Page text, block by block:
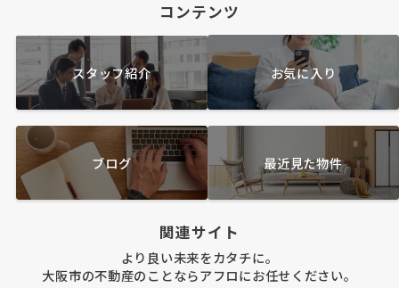
コンテンツ
スタッフ紹介 お気に入り
ブログ 最近見た物件
関連サイト
より良い未来をカタチに。
大阪市の不動産のことならアフロにお任せください。